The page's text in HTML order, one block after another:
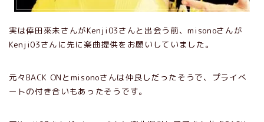
実は倖田來未さんがKenji03さんと出会う前、misonoさんが
Kenji03さんに先に楽曲提供をお願いしていました。
元々BACK ONとmisonoさんは仲良しだったそうで、プライべ
ートの付き合いもあったそうです。